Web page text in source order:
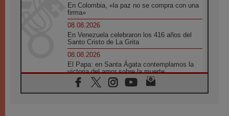
En Colombia, «la paz no se compra con una
firma»
08.08.2026
En Venezuela celebraron los 416 años del
Santo Cristo de La Grita
08.08.2026
El Papa: en Santa Ágata contemplamos la
victoria del amor sobre la muerte
08.08.2026
León XIV visitará el Santuario de la Madre